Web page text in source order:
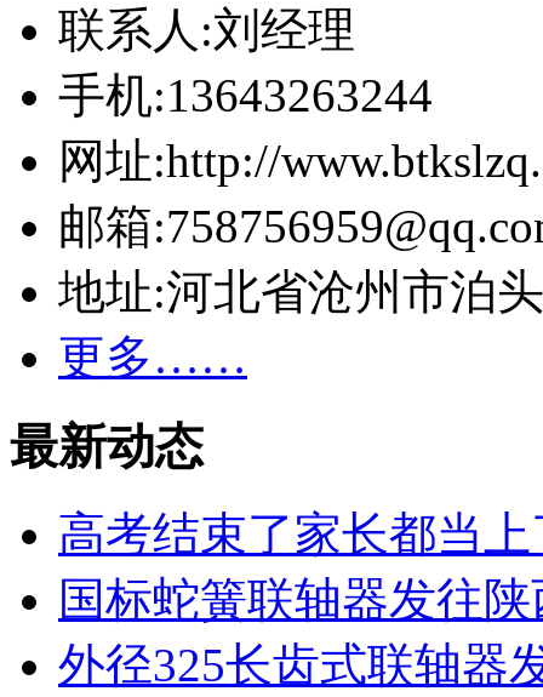
联系人:刘经理
手机:13643263244
网址:http://
邮箱
地址:河北省沧州市泊
更多……
最新动态
高考结束了家长都当
国标蛇簧联轴器发往
外径325长齿式联轴器